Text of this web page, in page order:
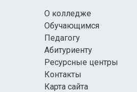
О колледже
Обучающимся
Педагогу
Абитуриенту
Ресурсные центры
Контакты
Карта сайта